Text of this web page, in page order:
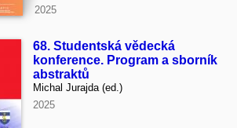
2025
68. Studentská vědecká
konference. Program a sborník
abstraktů
Michal Jurajda (ed.)
2025